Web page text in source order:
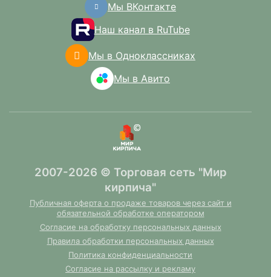
Мы ВКонтакте
Наш канал в RuTube
Мы в Одноклассниках
Мы в Авито
2007-2026 © Торговая сеть "Мир
кирпича"
Публичная оферта о продаже товаров через сайт и
обязательной обработке оператором
Согласие на обработку персональных данных
Правила обработки персональных данных
Политика конфиденциальности
Согласие на рассылку и рекламу